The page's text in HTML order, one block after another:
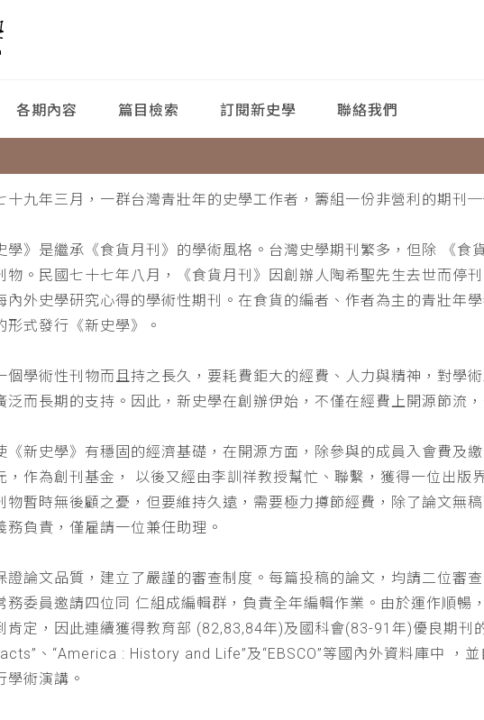
各期內容 篇目檢索 訂閱新史學 聯絡我們
十九年三月，一群台灣青壯年的史學工作者，籌組一份非營利的期刊
學》是繼承《食貨月刊》的學術風格。台灣史學期刊繁多，但除 《
物。民國七十七年八月，《食貨月刊》因創辦人陶希聖先生去世而停
內外史學研究心得的學術性期刊。在食貨的編者、作者為主的青壯年
形式發行《新史學》。
個學術性刊物而且持之長久，要耗費鉅大的經費、人力與精神，對學
泛而長期的支持。因此，新史學在創辦伊始，不僅在經費上開源節流
《新史學》有穩固的經濟基礎，在開源方面，除參與的成員入會費及
，作為創刊基金， 以後又經由李訓祥教授幫忙、聯繫，獲得一位出版
物暫時無後顧之憂，但要維持久遠，需要極力撙節經費，除了論文無
務負責，僅雇請一位兼任助理。
證論文品質，建立了嚴謹的審查制度。每篇投稿的論文，均請二位審
務委員邀請四位同 仁組成編輯群，負責全年編輯作業。由於運作順
肯定，因此連續獲得教育部 (82,83,84年)及國科會(83-91年)優良期刊
、“America : History and Life”及“EBSCO”等國內外資料庫中 ，
學術演講。